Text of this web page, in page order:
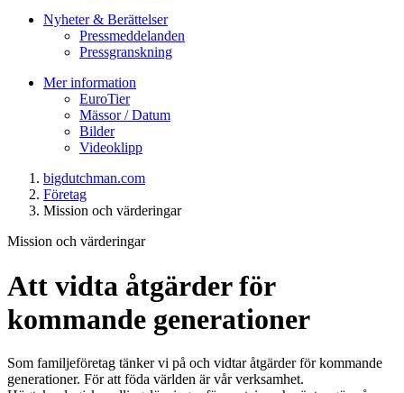
Nyheter & Berättelser
Pressmeddelanden
Pressgranskning
Mer information
EuroTier
Mässor / Datum
Bilder
Videoklipp
bigdutchman.com
Företag
Mission och värderingar
Mission och värderingar
Att vidta åtgärder för
kommande generationer
Som familjeföretag tänker vi på och vidtar åtgärder för kommande
generationer. För att föda världen är vår verksamhet.